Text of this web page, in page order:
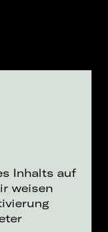
Inhalts auf
weisen